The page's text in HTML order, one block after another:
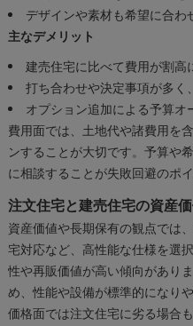
デザインや素材も希望に合わ
主なデメリット
建売住宅に比べて費用が割高
打ち合わせや決定事項が多く
オプション追加による予算オ
費用面では、土地代や諸費用を
ンすることが大切です。予算や
に相談することが失敗回避のポ
注文住宅と建売住宅の資産
資産価値や長期保有の観点では
宅対応など、高性能な仕様を選
性や再販価値が高い傾向があり
め、性能や設備が標準的になり
価格面では注文住宅に劣る場合も